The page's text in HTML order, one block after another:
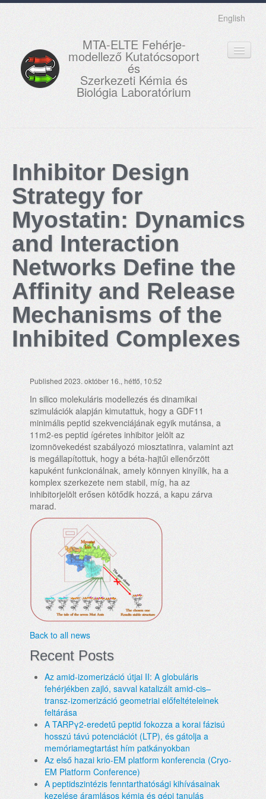
English
MTA-ELTE Fehérje-
modellező Kutatócsoport
és
Szerkezeti Kémia és
Biológia Laboratórium
OKTATÁS
MUNKATÁRSAK
AKTUÁLIS
GALÉRIA
KAPCSOLAT
Inhibitor Design
Strategy for
Myostatin: Dynamics
and Interaction
Networks Define the
Affinity and Release
Mechanisms of the
Inhibited Complexes
Published 2023. október 16., hétfő, 10:52
In silico molekuláris modellezés és dinamikai
szimulációk alapján kimutattuk, hogy a GDF11
minimális peptid szekvenciájának egyik mutánsa, a
11m2-es peptid ígéretes inhibitor jelölt az
izomnövekedést szabályozó miosztatinra, valamint azt
is megállapítottuk, hogy a béta-hajtűi ellenőrzött
kapuként funkcionálnak, amely könnyen kinyílik, ha a
komplex szerkezete nem stabil, míg, ha az
inhibitorjelölt erősen kötődik hozzá, a kapu zárva
marad.
Back to all news
Recent Posts
Az amid-izomerizáció útjai II: A globuláris
fehérjékben zajló, savval katalizált amid-cis–
transz-izomerizáció geometriai előfeltételeinek
feltárása
A TARPγ2-eredetű peptid fokozza a korai fázisú
hosszú távú potenciációt (LTP), és gátolja a
memóriamegtartást hím patkányokban
Az első hazai krio-EM platform konferencia (Cryo-
EM Platform Conference)
A peptidszintézis fenntarthatósági kihívásainak
kezelése áramlásos kémia és gépi tanulás